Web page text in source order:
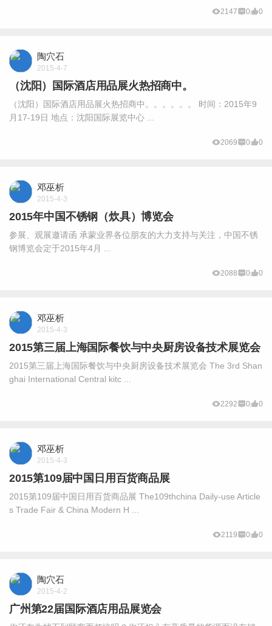
2147 0 0
陶穴石
2015-4-7
（沈阳）国际酒店用品展火热招商中。
（沈阳）国际酒店用品展火热招商中。。。。。。 时间：2015年9
月17-19日 地点：沈阳国际展览中心 ...
2069 0 0
邓巫析
2015-4-3
2015年中国不锈钢（炊具）博览会
参展、观展邀请函 承蒙业界各位朋友的大力支持与关注，中国不锈
钢博览会定于2015年4月 ...
2088 0 0
邓巫析
2015-4-3
2015第三届上海国际餐饮与中央厨房设备技术展览会
2015第三届上海国际餐饮与中央厨房设备技术展览会 The 3rd Shan
ghai International Central kitc ...
2292 0 0
邓巫析
2015-4-3
2015第109届中国日用百货商品展
2015第109届中国日用百货商品展 The109thchina Daily-use Article
s Trade Fair & China Modern H ...
2119 0 0
陶穴石
2015-4-2
广州第22届国际酒店用品展览会